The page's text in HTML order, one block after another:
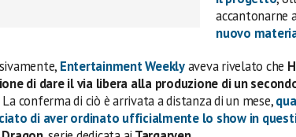
accantonarne
nuovo
Entertainment Weeklyaveva rivelato che
di dare il via libera alla produzione di un
La conferma di ciò è arrivata a distanza di un mese,
di aver ordinato ufficialmente lo show in